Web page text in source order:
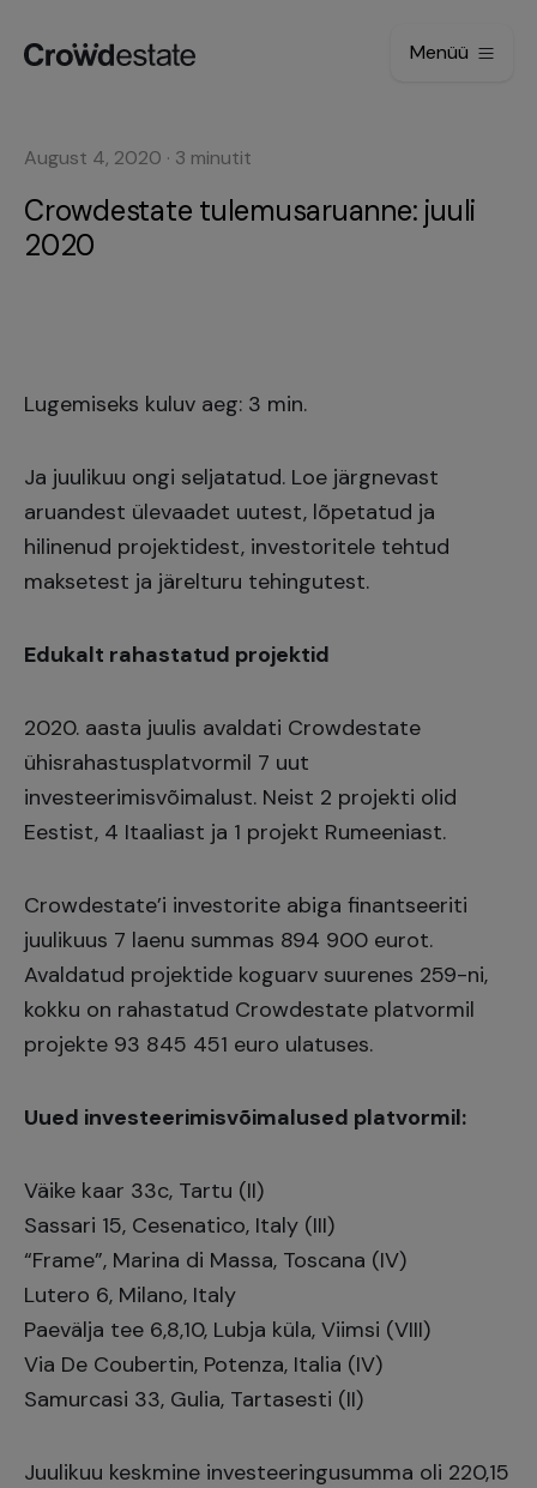
Menüü
August 4, 2020 · 3 minutit
Crowdestate tulemusaruanne: juuli
2020
Lugemiseks kuluv aeg: 3 min.
Ja juulikuu ongi seljatatud. Loe järgnevast
aruandest ülevaadet uutest, lõpetatud ja
hilinenud projektidest, investoritele tehtud
maksetest ja järelturu tehingutest.
Edukalt rahastatud projektid
2020. aasta juulis avaldati Crowdestate
ühisrahastusplatvormil 7 uut
investeerimisvõimalust. Neist 2 projekti olid
Eestist, 4 Itaaliast ja 1 projekt Rumeeniast.
Crowdestate’i investorite abiga finantseeriti
juulikuus 7 laenu summas 894 900 eurot.
Avaldatud projektide koguarv suurenes 259-ni,
kokku on rahastatud Crowdestate platvormil
projekte 93 845 451 euro ulatuses.
Uued investeerimisvõimalused platvormil:
Väike kaar 33c, Tartu (II)
Sassari 15, Cesenatico, Italy (III)
“Frame”, Marina di Massa, Toscana (IV)
Lutero 6, Milano, Italy
Paevälja tee 6,8,10, Lubja küla, Viimsi (VIII)
Via De Coubertin, Potenza, Italia (IV)
Samurcasi 33, Gulia, Tartasesti (II)
Juulikuu keskmine investeeringusumma oli 220,15